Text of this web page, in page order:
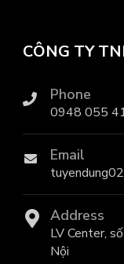
CÔNG TY
Phone
0948 055
Email
Address
LV Center,
Nội